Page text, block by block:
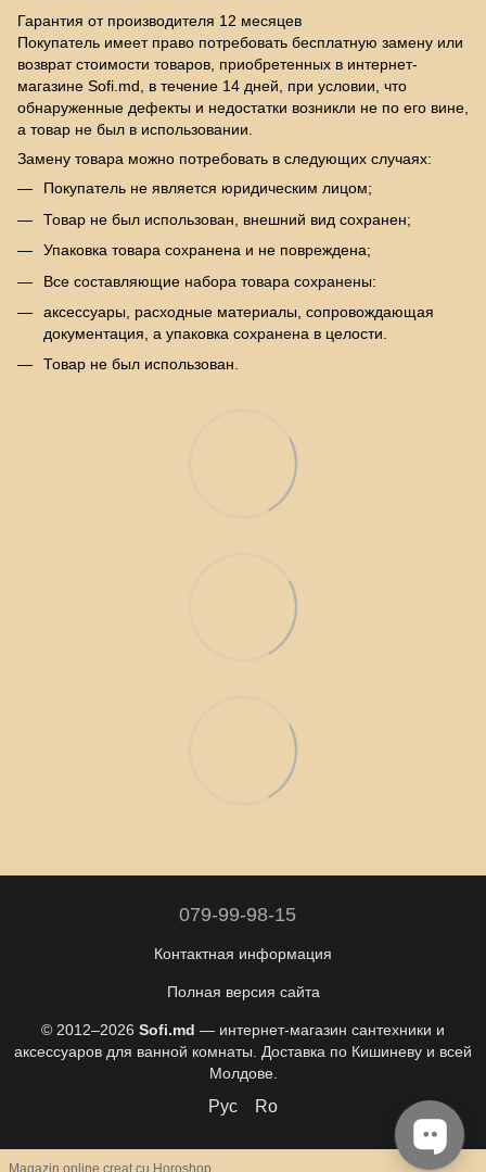
Гарантия от производителя 12 месяцев
Покупатель имеет право потребовать бесплатную замену или
возврат стоимости товаров, приобретенных в интернет-
магазине Sofi.md, в течение 14 дней, при условии, что
обнаруженные дефекты и недостатки возникли не по его вине,
а товар не был в использовании.
Замену товара можно потребовать в следующих случаях:
Покупатель не является юридическим лицом;
Товар не был использован, внешний вид сохранен;
Упаковка товара сохранена и не повреждена;
Все составляющие набора товара сохранены:
аксессуары, расходные материалы, сопровождающая
документация, а упаковка сохранена в целости.
Товар не был использован.
079-99-98-15
Контактная информация
Полная версия сайта
© 2012–2026 Sofi.md — интернет-магазин сантехники и
аксессуаров для ванной комнаты. Доставка по Кишиневу и всей
Молдове.
Рус Ro